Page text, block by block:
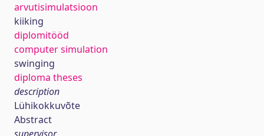
arvutisimulatsioon
kiiking
diplomitööd
computer simulation
swinging
diploma theses
description
Lühikokkuvõte
Abstract